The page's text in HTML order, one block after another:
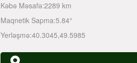
Kəbə Məsafə:2289 km
Maqnetik Sapma:5.84°
Yerləşmə:40.3045,49.5985